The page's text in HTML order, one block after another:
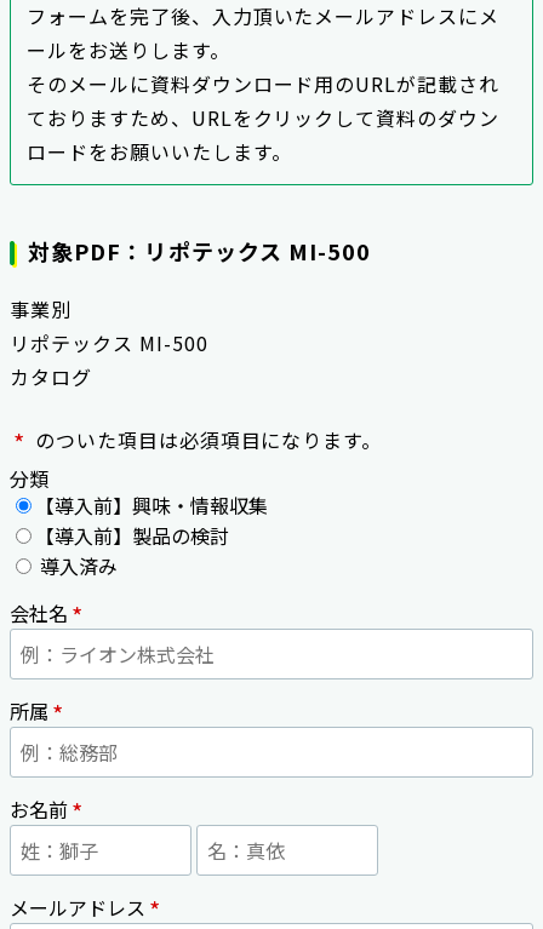
フォームを完了後、入力頂いたメールアドレスにメ
ールをお送りします。
そのメールに資料ダウンロード用のURLが記載され
ておりますため、URLをクリックして資料のダウン
ロードをお願いいたします。
対象PDF：リポテックス MI-500
事業別
リポテックス MI-500
カタログ
* のついた項目は必須項目になります。
分類
【導入前】興味・情報収集
【導入前】製品の検討
導入済み
会社名 *
所属 *
お名前*
メールアドレス *